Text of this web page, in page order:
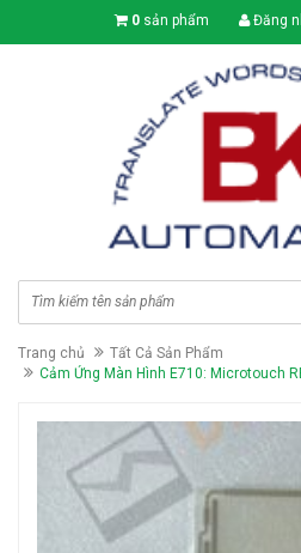
0 sản phẩm Đăng
Trang chủ
Tất Cả Sản Phẩm
Cảm Ứng Màn Hình E710: Microtouch